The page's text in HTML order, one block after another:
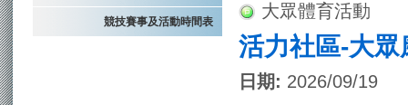
競技賽事及活動時間表
大眾體育活動
活力社區-大眾
日期: 2026/09/19